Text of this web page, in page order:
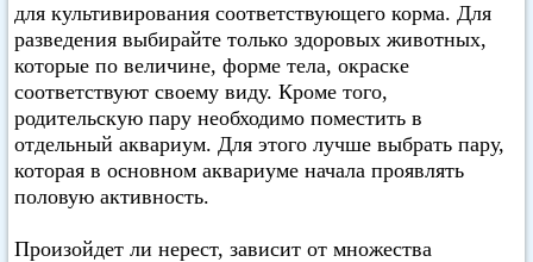
для культивирования соответствующего корма. Для
разведения выбирайте только здоровых животных,
которые по величине, форме тела, окраске
соответствуют своему виду. Кроме того,
родительскую пару необходимо поместить в
отдельный аквариум. Для этого лучше выбрать пару,
которая в основном аквариуме начала проявлять
половую активность.
Произойдет ли нерест, зависит от множества